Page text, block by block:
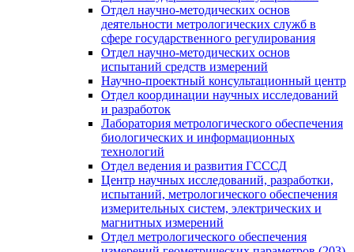
Отдел научно-методических основ
деятельности метрологических служб в
сфере государственного регулирования
Отдел научно-методических основ
испытаний средств измерений
Научно-проектный консультационный центр
Отдел координации научных исследований
и разработок
Лаборатория метрологического обеспечения
биологических и информационных
технологий
Отдел ведения и развития ГСССД
Центр научных исследований, разработки,
испытаний, метрологического обеспечения
измерительных систем, электрических и
магнитных измерений
Отдел метрологического обеспечения